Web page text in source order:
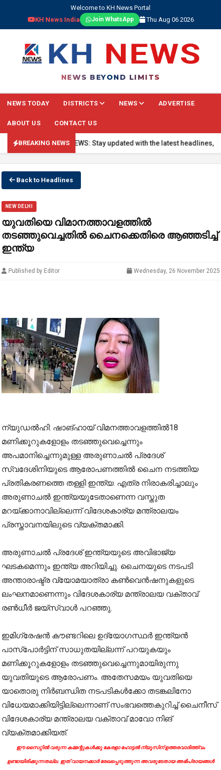
Welcome to KH News Portal
KH News India
Join WhatsApp Thu Aug 06 2026
NEWS BEYOND LIMITS
NEWS TODAY DISTRICTS NEWS ADVERTISE
ABOUT US CONTACT US
BREAKING NEWS
🔴 BREAKING NEWS: Stay updated with the latest headlines,
Back to Headlines
NEW DELHI
യുവതിയെ വിമാനത്താവളത്തിൽ
തടഞ്ഞുവെച്ചതിൽ ചൈനക്കെതിരെ ആഞ്ഞടിച്ച്
ഇന്ത്യ
Published by Editor Wednesday, 26 November 2025
ന്യുഡല്‍ഹി: ഷാങ്ഹായ് വിമനത്താവളത്തില്‍18
മണിക്കൂറുകളോളം തടഞ്ഞുവെച്ചെന്നും
അപമാനിച്ചെന്നുമുള്ള അരുണാചല്‍ പ്രദേശ്
സ്വദേശിനിയുടെ ആരോപണത്തില്‍ ചൈന നടത്തിയ
പ്രതികരണത്തെ തള്ളി ഇന്ത്യ. എത്ര നിരാകരിച്ചാലും
അരുണാചല്‍ ഇന്ത്യയുടേതാണെന്ന വസ്തുത
മറയ്ക്കാനാവില്ലെന്ന് വിദേശകാര്യ മന്ത്രാലയം
പ്രസ്താവനയിലുടെ വ്യക്തമാക്കി.
അരുണാചല്‍ പ്രദേശ് ഇന്ത്യയുടെ അവിഭാജ്യ
ഘടകമെന്നും ഇന്ത്യ അറിയിച്ചു. ചൈനയുടെ നടപടി
അന്താരാഷ്ട്ര വ്യോമയാത്രാ കൺവെൻഷനുകളുടെ
ലംഘനമാണെന്നും വിദേശകാര്യ മന്ത്രാലയ വക്താവ്
രണ്‍ധീര്‍ ജയ്‌സ്വാള്‍ പറഞ്ഞു.
ഇമിഗ്രേഷന്‍ കൗണ്ടറിലെ ഉദ്യോഗസ്ഥര്‍ ഇന്ത്യന്‍
പാസ്‌പോര്‍ട്ടിന് സാധുതയില്ലന്ന് പറയുകയും
മണിക്കൂറുകളോളം തടഞ്ഞുവെച്ചെന്നുമായിരുന്നു
യുവതിയുടെ ആരോപണം. അതേസമയം യുവതിയെ
യാതൊരു നിര്‍ബന്ധിത നടപടികള്‍ക്കോ തടങ്കലിനോ
വിധേയമാക്കിയിട്ടില്ലെന്നാണ് സംഭവത്തെകുറിച്ച് ചൈനീസ്
വിദേശകാര്യ മന്ത്രാലയ വക്താവ് മാവോ നിങ്
വ്യക്തമാക്കിയത്.
ഈ സൈറ്റിൽ വരുന്ന കമ്മന്റുകൾക്കു കേരളാ ഹോട്ടൽ ന്യൂസിന് ഉത്തരവാദിത്ത്വം
ഉണ്ടായിരിക്കുന്നതല്ല. ഇത് വായനക്കാർ രേഖപ്പെടുത്തുന്ന അവരുടേതായ അഭിപ്രായങ്ങൾ